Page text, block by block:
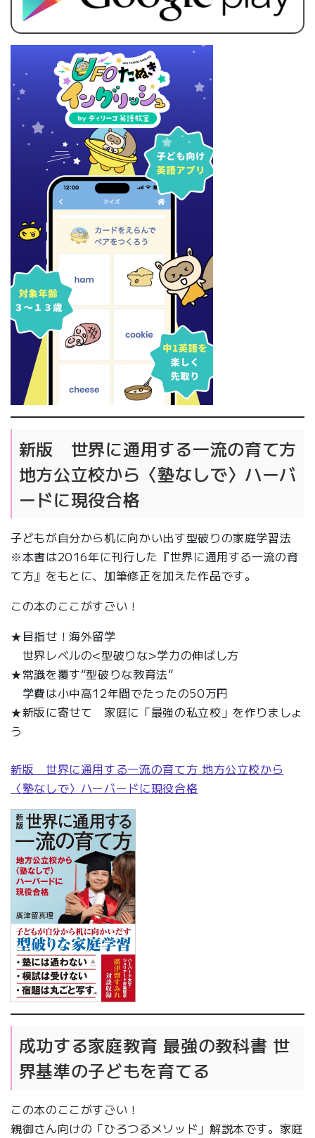
新版 世界に通用する一流の育て方
地方公立校から〈塾なしで〉ハーバ
ードに現役合格
子どもが自分から机に向かい出す型破りの家庭学習法
※本書は2016年に刊行した『世界に通用する一流の育
て方』をもとに、加筆修正を加えた作品です。
この本のここがすごい！
★目指せ！海外留学
世界レベルの<型破りな>学力の伸ばし方
★常識を覆す“型破りな教育法”
学費は小中高12年間でたったの50万円
★新版に寄せて 家庭に「最強の私立校」を作りましょ
う
新版 世界に通用する一流の育て方 地方公立校から
〈塾なしで〉ハーバードに現役合格
成功する家庭教育 最強の教科書 世
界基準の子どもを育てる
この本のここがすごい！
親御さん向けの「ひろつるメソッド」解説本です。家庭